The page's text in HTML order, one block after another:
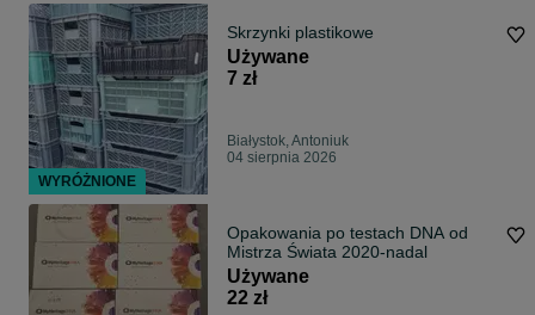
Skrzynki plastikowe
Używane
7 zł
Białystok, Antoniuk
04 sierpnia 2026
Opakowania po testach DNA od
Mistrza Świata 2020-nadal
Używane
22 zł
WYRÓŻNIONE